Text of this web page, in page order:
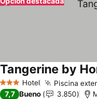
3 Estrellas
Hotel Piscina
Tangerine by
7,7 Bueno 3.850